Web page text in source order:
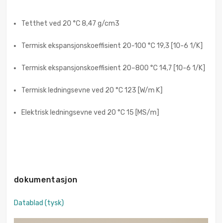
Tetthet ved 20 °C 8,47 g/cm3
Termisk ekspansjonskoeffisient 20-100 °C 19,3 [10-6 1/K]
Termisk ekspansjonskoeffisient 20–800 °C 14,7 [10-6 1/K]
Termisk ledningsevne ved 20 °C 123 [W/m K]
Elektrisk ledningsevne ved 20 °C 15 [MS/m]
dokumentasjon
Datablad (tysk)